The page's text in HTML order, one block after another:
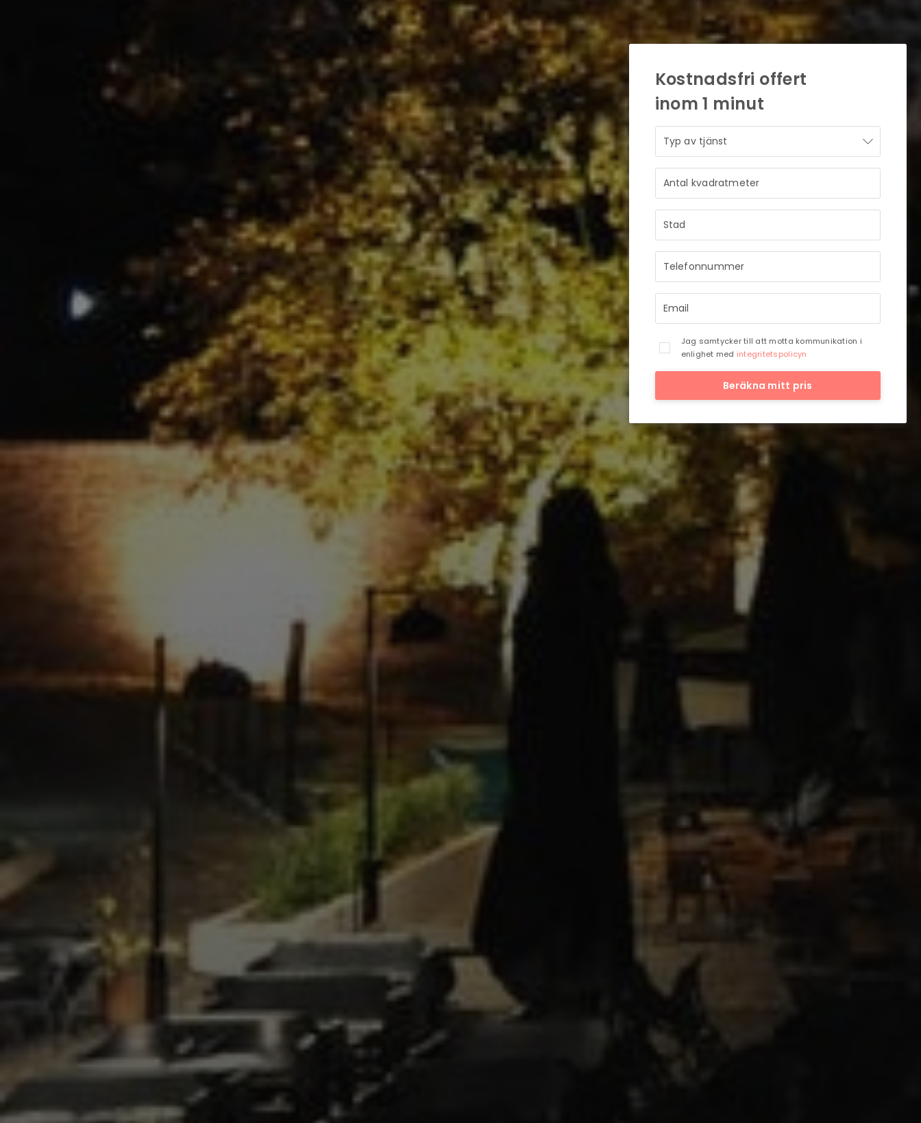
STRÅLANDE!
Ditt meddelande är mottaget och vi
återkommer till dig så snart vi har
möjlighet.
Kostnadsfri offert
inom 1 minut
Jag samtycker till att motta kommunikation i
enlighet med integritetspolicyn
Beräkna mitt pris